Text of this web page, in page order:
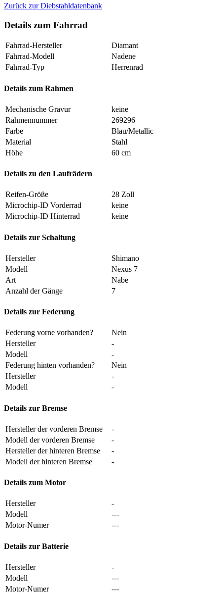
Zurück zur Diebstahldatenbank
Details zum Fahrrad
Fahrrad-Hersteller
Diamant
Fahrrad-Modell
Nadene
Fahrrad-Typ
Herrenrad
Details zum Rahmen
Mechanische Gravur
keine
Rahmennummer
269296
Farbe
Blau/Metallic
Material
Stahl
Höhe
60 cm
Details zu den Laufrädern
Reifen-Größe
28 Zoll
Microchip-ID Vorderrad
keine
Microchip-ID Hinterrad
keine
Details zur Schaltung
Hersteller
Shimano
Modell
Nexus 7
Art
Nabe
Anzahl der Gänge
7
Details zur Federung
Federung vorne vorhanden?
Nein
Hersteller
-
Modell
-
Federung hinten vorhanden?
Nein
Hersteller
-
Modell
-
Details zur Bremse
Hersteller der vorderen Bremse
-
Modell der vorderen Bremse
-
Hersteller der hinteren Bremse
-
Modell der hinteren Bremse
-
Details zum Motor
Hersteller
-
Modell
---
Motor-Numer
---
Details zur Batterie
Hersteller
-
Modell
---
Motor-Numer
---